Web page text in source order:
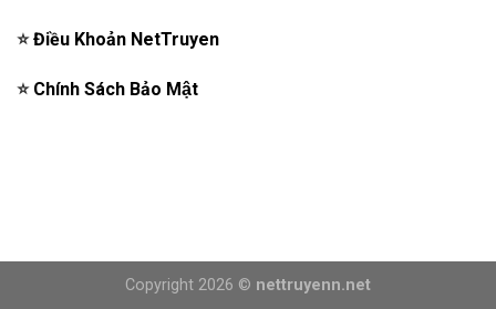
⭐️Điều Khoản NetTruyen
⭐️ Chính Sách Bảo Mật
Copyright 2026 © nettruyenn.net